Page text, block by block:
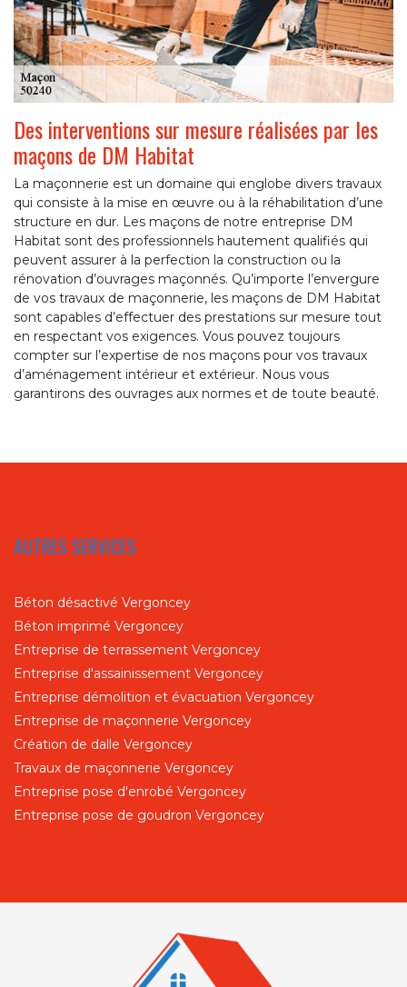
Des interventions sur mesure réalisées par les
maçons de DM Habitat
La maçonnerie est un domaine qui englobe divers travaux
qui consiste à la mise en œuvre ou à la réhabilitation d’une
structure en dur. Les maçons de notre entreprise DM
Habitat sont des professionnels hautement qualifiés qui
peuvent assurer à la perfection la construction ou la
rénovation d’ouvrages maçonnés. Qu’importe l’envergure
de vos travaux de maçonnerie, les maçons de DM Habitat
sont capables d’effectuer des prestations sur mesure tout
en respectant vos exigences. Vous pouvez toujours
compter sur l’expertise de nos maçons pour vos travaux
d’aménagement intérieur et extérieur. Nous vous
garantirons des ouvrages aux normes et de toute beauté.
AUTRES SERVICES
Béton désactivé Vergoncey
Béton imprimé Vergoncey
Entreprise de terrassement Vergoncey
Entreprise d'assainissement Vergoncey
Entreprise démolition et évacuation Vergoncey
Entreprise de maçonnerie Vergoncey
Création de dalle Vergoncey
Travaux de maçonnerie Vergoncey
Entreprise pose d'enrobé Vergoncey
Entreprise pose de goudron Vergoncey